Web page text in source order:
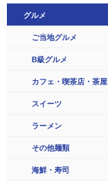
グルメ
ご当地グルメ
B級グルメ
カフェ・喫茶店・茶屋
スイーツ
ラーメン
その他麺類
海鮮・寿司